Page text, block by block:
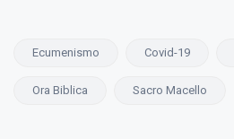
Ecumenismo Covid-19
Ora Biblica Sacro Macello